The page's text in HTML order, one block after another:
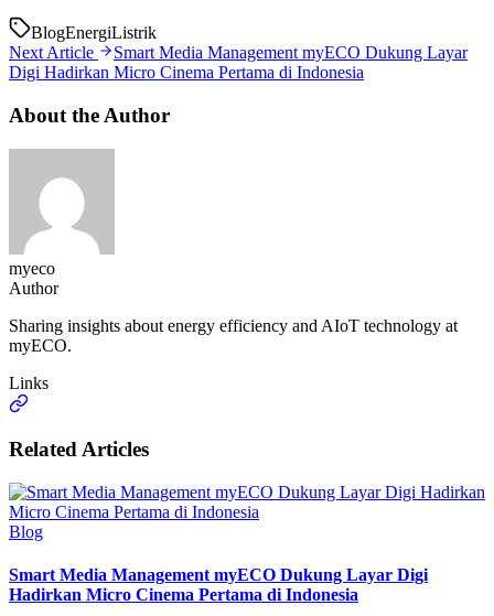
BlogEnergiListrik
Next Article
Smart Media Management myECO Dukung Layar
Digi Hadirkan Micro Cinema Pertama di Indonesia
About the Author
myeco
Author
Sharing insights about energy efficiency and AIoT technology at
myECO.
Links
Related Articles
Blog
Smart Media Management myECO Dukung Layar Digi
Hadirkan Micro Cinema Pertama di Indonesia